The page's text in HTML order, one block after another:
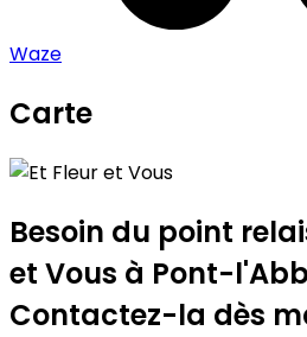
Waze
Carte
+
−
Besoin du point
et Vous à Pont-
Contactez-la dès